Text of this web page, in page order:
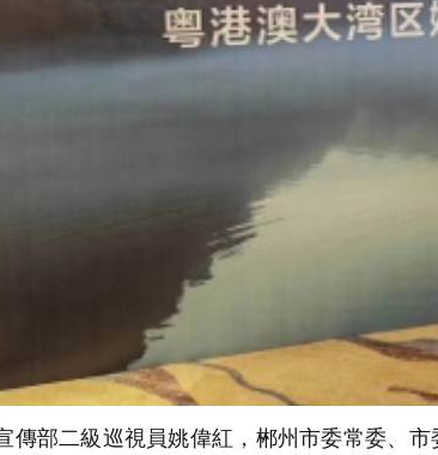
部二級巡視員姚偉紅，郴州市委常委、